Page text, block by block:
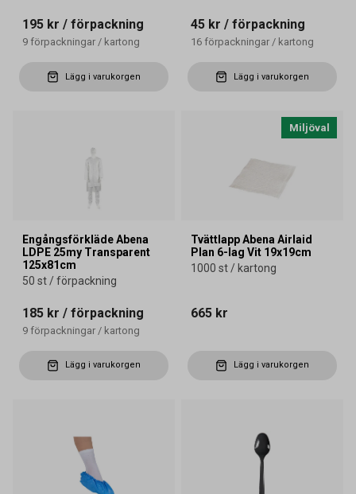
195 kr / förpackning
9 förpackningar / kartong
Lägg i varukorgen
45 kr / förpackning
16 förpackningar / kartong
Lägg i varukorgen
Engångsförkläde Abena
LDPE 25my Transparent
125x81cm
50 st / förpackning
185 kr / förpackning
9 förpackningar / kartong
Lägg i varukorgen
Miljöval
Tvättlapp Abena Airlaid
Plan 6-lag Vit 19x19cm
1000 st / kartong
665 kr
Lägg i varukorgen